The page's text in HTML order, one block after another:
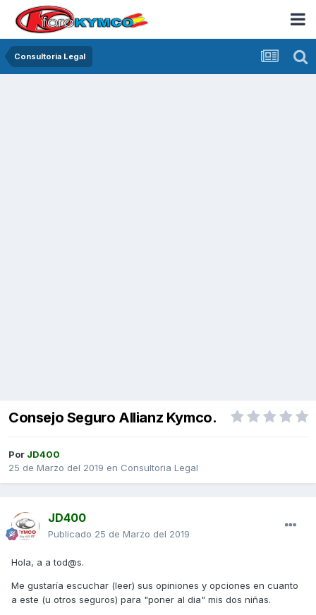
Consultoria Legal
Consejo Seguro Allianz Kymco.
Por JD400
25 de Marzo del 2019 en Consultoria Legal
JD400
Publicado 25 de Marzo del 2019
Hola, a a tod@s.
Me gustaría escuchar (leer) sus opiniones y opciones en cuanto
a este (u otros seguros) para "poner al dia" mis dos niñas.